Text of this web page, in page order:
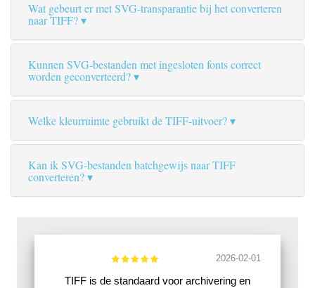
Wat gebeurt er met SVG-transparantie bij het converteren
naar TIFF?
Kunnen SVG-bestanden met ingesloten fonts correct
worden geconverteerd?
Welke kleurruimte gebruikt de TIFF-uitvoer?
Kan ik SVG-bestanden batchgewijs naar TIFF
converteren?
2026-02-01
TIFF is de standaard voor archivering en